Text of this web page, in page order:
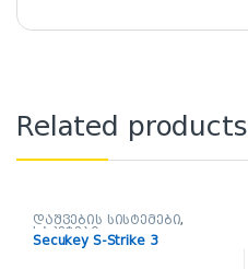
Related products
დაშვების სისტემები,
საკეტები
Secukey S-Strike 3